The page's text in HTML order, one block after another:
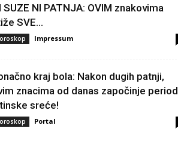
SUZE NI PATNJA: OVIM znakovima
SVE...
Impressum
kraj bola: Nakon dugih patnji,
znacima od danas započinje period
sreće!
Portal